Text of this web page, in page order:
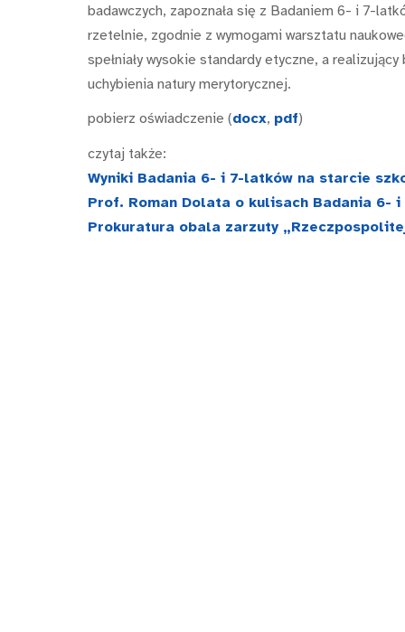
badawczych, zapoznała się z Badaniem 6- i 7-
rzetelnie, zgodnie z wymogami warsztatu
spełniały wysokie standardy etyczne, a
uchybienia natury merytorycznej.
pobierz oświadczenie (docx, pdf)
czytaj także:
Wyniki Badania 6- i 7-latków na starcie
Prof. Roman Dolata o kulisach Badania 6-
Prokuratura obala zarzuty